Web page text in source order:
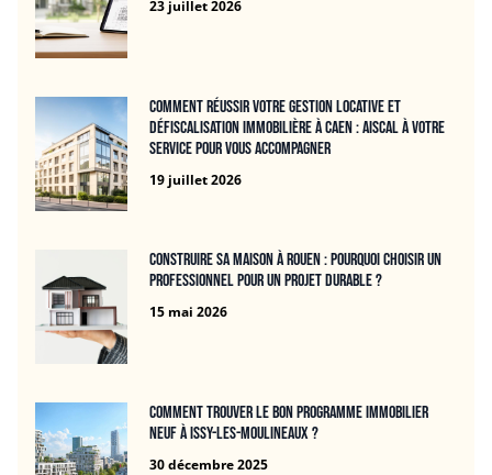
23 juillet 2026
Comment réussir votre gestion locative et
défiscalisation immobilière à Caen : Aiscal à votre
service pour vous accompagner
19 juillet 2026
Construire sa maison à Rouen : pourquoi choisir un
professionnel pour un projet durable ?
15 mai 2026
Comment trouver le bon programme immobilier
neuf à Issy-les-Moulineaux ?
30 décembre 2025